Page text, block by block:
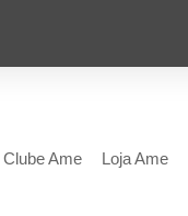
Clube Ame Loja Ame